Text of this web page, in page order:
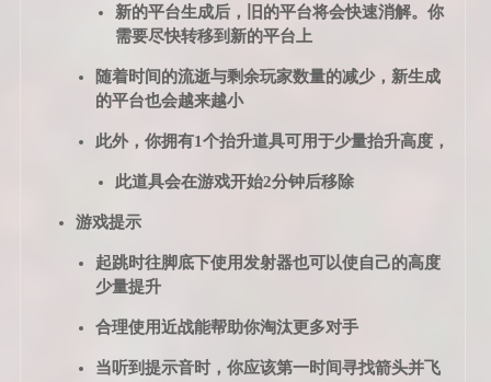
新的平台生成后，旧的平台将会快速消解。你
需要尽快转移到新的平台上
随着时间的流逝与剩余玩家数量的减少，新生成
的平台也会越来越小
此外，你拥有1个抬升道具可用于少量抬升高度，
此道具会在游戏开始2分钟后移除
游戏提示
起跳时往脚底下使用发射器也可以使自己的高度
少量提升
合理使用近战能帮助你淘汰更多对手
当听到提示音时，你应该第一时间寻找箭头并飞